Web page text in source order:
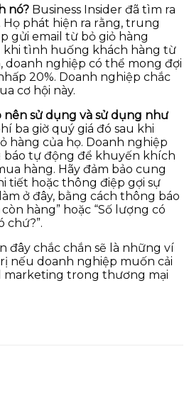
nó? Business Insider đã tìm ra
phát hiện ra rằng, trung
gửi email từ bỏ giỏ hàng
khi tình huống khách hàng từ
doanh nghiệp có thể mong đợi
20%. Doanh nghiệp chắc
cơ hội này.
nên sử dụng và sử dụng như
ba giờ quý giá đó sau khi
hàng của họ. Doanh nghiệp
tự động để khuyến khích
hàng. Hãy đảm bảo cung
tiết hoặc thông điệp gợi sự
ở đây, bằng cách thông báo
hàng” hoặc “Số lượng có
chứ?”.
đây chắc chắn sẽ là những ví
nếu doanh nghiệp muốn cải
marketing trong thương mại